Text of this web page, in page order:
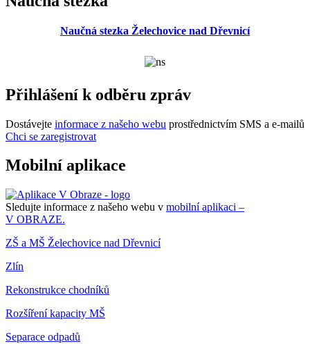
Naučná stezka Želechovice nad Dřevnicí
Přihlášení k odběru zpráv
Dostávejte informace z našeho webu prostřednictvím SMS a e-mailů
Chci se zaregistrovat
Mobilní aplikace
Sledujte informace z našeho webu v mobilní aplikaci –
V OBRAZE.
ZŠ a MŠ Želechovice nad Dřevnicí
Zlín
Rekonstrukce chodníků
Rozšíření kapacity MŠ
Separace odpadů